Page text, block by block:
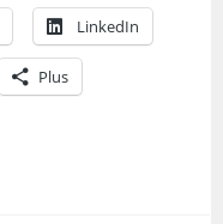
LinkedIn
Plus